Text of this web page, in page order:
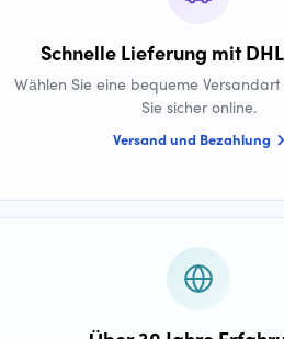
Schnelle Lieferung mit
Wählen Sie eine bequeme
Sie sicher online.
Versand und Bezahlung